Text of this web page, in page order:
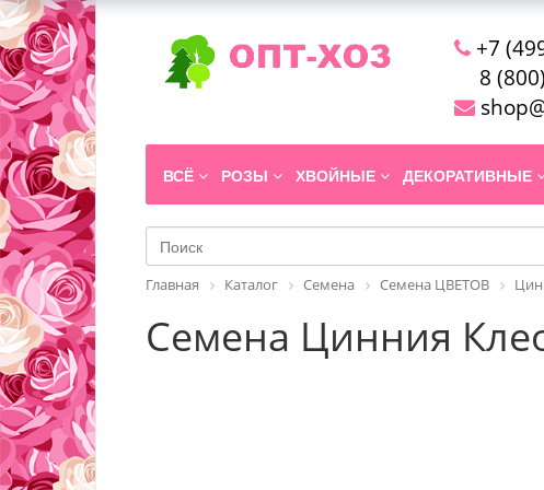
+7
8
ВСЁ РОЗЫ ХВОЙНЫЕ ДЕКОРАТИВНЫЕ
Главная Каталог Семена Семена ЦВЕТОВ
Семена Цинния